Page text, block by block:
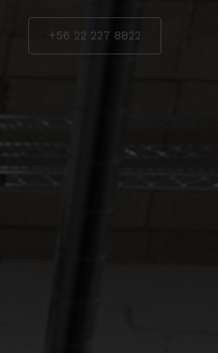
+56 22 227 8822